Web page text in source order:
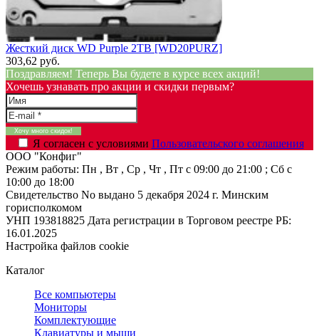
Жесткий диск WD Purple 2TB [WD20PURZ]
303,62 руб.
Поздравляем! Теперь Вы будете в курсе всех акций!
Хочешь узнавать про акции и скидки первым?
Я согласен с условиями Пользовательского соглашения
ООО "Конфиг"
Режим работы: Пн , Вт , Ср , Чт , Пт c 09:00 до 21:00 ; Сб c
10:00 до 18:00
Свидетельство No выдано 5 декабря 2024 г. Минским
горисполкомом
УНП 193818825 Дата регистрации в Торговом реестре РБ:
16.01.2025
Настройка файлов cookie
Каталог
Все компьютеры
Мониторы
Комплектующие
Клавиатуры и мыши